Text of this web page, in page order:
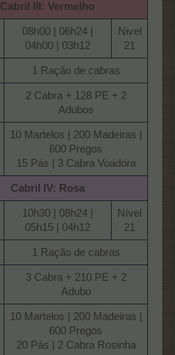
Cabril III: Vermelho
08h00 | 06h24 |
04h00 | 03h12​
Nivel
21​
1 Ração de cabras​
2 Cabra + 128 PE + 2
Adubos​
10 Martelos | 200 Madeiras |
600 Pregos
15 Pás | 3 Cabra Voadora​
Cabril IV: Rosa
10h30 | 08h24 |
05h15 | 04h12​
Nível
21​
1 Ração de cabras​
3 Cabra + 210 PE + 2
Adubo​
10 Martelos | 200 Madeiras |
600 Pregos
20 Pás | 2 Cabra Rosinha​